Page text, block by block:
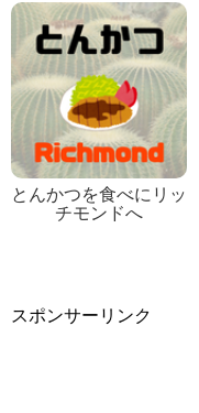
とんかつを食べにリッ
チモンドへ
スポンサーリンク